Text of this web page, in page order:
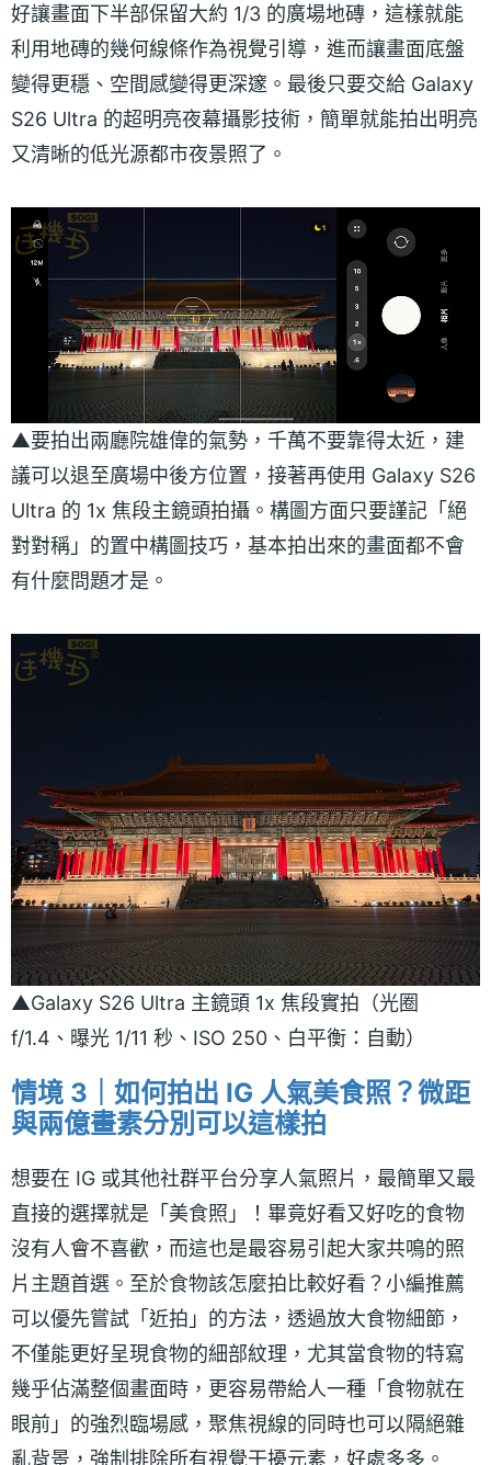
好讓畫面下半部保留大約 1/3 的廣場地磚，這樣就能
利用地磚的幾何線條作為視覺引導，進而讓畫面底盤
變得更穩、空間感變得更深邃。最後只要交給 Galaxy
S26 Ultra 的超明亮夜幕攝影技術，簡單就能拍出明亮
又清晰的低光源都市夜景照了。
▲要拍出兩廳院雄偉的氣勢，千萬不要靠得太近，建
議可以退至廣場中後方位置，接著再使用 Galaxy S26
Ultra 的 1x 焦段主鏡頭拍攝。構圖方面只要謹記「絕
對對稱」的置中構圖技巧，基本拍出來的畫面都不會
有什麼問題才是。
▲Galaxy S26 Ultra 主鏡頭 1x 焦段實拍（光圈
f/1.4、曝光 1/11 秒、ISO 250、白平衡：自動）
情境 3｜如何拍出 IG 人氣美食照？微距
與兩億畫素分別可以這樣拍
想要在 IG 或其他社群平台分享人氣照片，最簡單又最
直接的選擇就是「美食照」！畢竟好看又好吃的食物
沒有人會不喜歡，而這也是最容易引起大家共鳴的照
片主題首選。至於食物該怎麼拍比較好看？小編推薦
可以優先嘗試「近拍」的方法，透過放大食物細節，
不僅能更好呈現食物的細部紋理，尤其當食物的特寫
幾乎佔滿整個畫面時，更容易帶給人一種「食物就在
眼前」的強烈臨場感，聚焦視線的同時也可以隔絕雜
亂背景，強制排除所有視覺干擾元素，好處多多。